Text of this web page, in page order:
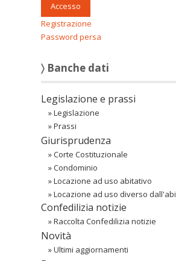
Accesso
Registrazione
Password persa
〉 Banche dati
Legislazione e prassi
»Legislazione
»Prassi
Giurisprudenza
»Corte Costituzionale
»Condominio
»Locazione ad uso abitativo
»Locazione ad uso diverso
Confedilizia notizie
»Raccolta Confedilizia notizie
Novità
»Ultimi aggiornamenti